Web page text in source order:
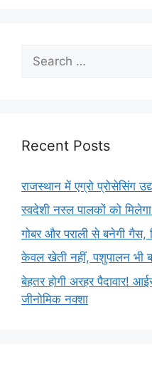
Recent Posts
राजस्थान में एग्रो प्रोसेसिंग
स्वदेशी नस्ल पालकों को मिलेगा
गोबर और पराली से बनेगी गैस,
केवल खेती नहीं, पशुपालन भी
बेहतर होगी अरहर पैदावार!
जीनोमिक नक्शा